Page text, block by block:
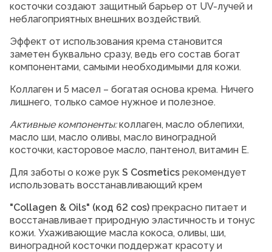
косточки создают защитный барьер от UV-лучей и
неблагоприятных внешних воздействий.
Эффект от использования крема становится
заметен буквально сразу, ведь его состав богат
компонентами, самыми необходимыми для кожи.
Коллаген и 5 масел – богатая основа крема. Ничего
лишнего, только самое нужное и полезное.
Активные компоненты:коллаген, масло облепихи,
масло ши, масло оливы, масло виноградной
косточки, касторовое масло, пантенол, витамин Е.
Для заботы о коже рук S Cosmetics рекомендует
использовать восстанавливающий крем
"Collagen & Oils" (код 62 cos) прекрасно питает и
восстанавливает природную эластичность и тонус
кожи. Ухаживающие масла кокоса, оливы, ши,
виноградной косточки поддержат красоту и